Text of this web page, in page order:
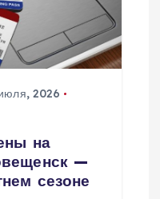
2026
на
—
сезоне